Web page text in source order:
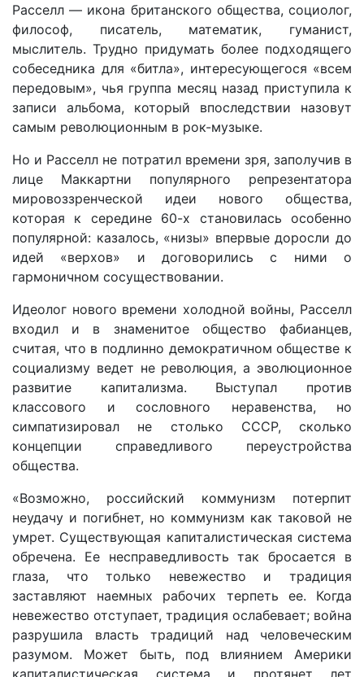
Расселл — икона британского общества, социолог,
философ, писатель, математик, гуманист,
мыслитель. Трудно придумать более подходящего
собеседника для «битла», интересующегося «всем
передовым», чья группа месяц назад приступила к
записи альбома, который впоследствии назовут
самым революционным в рок-музыке.
Но и Расселл не потратил времени зря, заполучив в
лице Маккартни популярного репрезентатора
мировоззренческой идеи нового общества,
которая к середине 60-х становилась особенно
популярной: казалось, «низы» впервые доросли до
идей «верхов» и договорились с ними о
гармоничном сосуществовании.
Идеолог нового времени холодной войны, Расселл
входил и в знаменитое общество фабианцев,
считая, что в подлинно демократичном обществе к
социализму ведет не революция, а эволюционное
развитие капитализма. Выступал против
классового и сословного неравенства, но
симпатизировал не столько СССР, сколько
концепции справедливого переустройства
общества.
«Возможно, российский коммунизм потерпит
неудачу и погибнет, но коммунизм как таковой не
умрет. Существующая капиталистическая система
обречена. Ее несправедливость так бросается в
глаза, что только невежество и традиция
заставляют наемных рабочих терпеть ее. Когда
невежество отступает, традиция ослабевает; война
разрушила власть традиций над человеческим
разумом. Может быть, под влиянием Америки
капиталистическая система и протянет лет